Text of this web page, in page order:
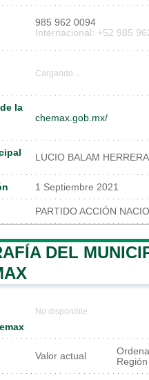
985 962 0094
Internacional: +52 985
Cargando...
la
chemax.gob.mx/
LUCIO BALAM HERRERA
1 Septiembre 2021
PARTIDO ACCIÓN
DEL
No disponible
Valor actual